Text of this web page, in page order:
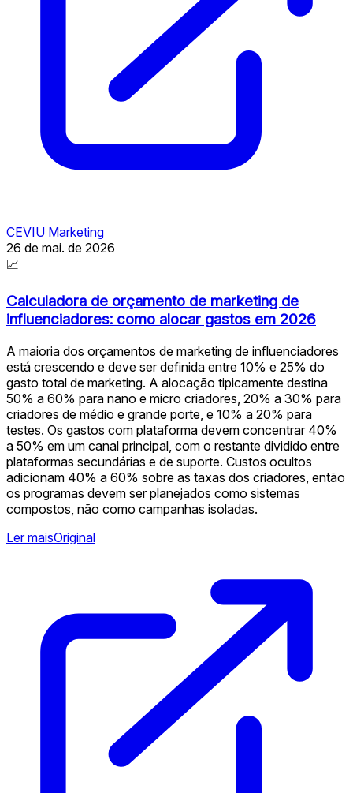
CEVIU Marketing
26 de mai. de 2026
📈
Calculadora de orçamento de marketing de
influenciadores: como alocar gastos em 2026
A maioria dos orçamentos de marketing de influenciadores
está crescendo e deve ser definida entre 10% e 25% do
gasto total de marketing. A alocação tipicamente destina
50% a 60% para nano e micro criadores, 20% a 30% para
criadores de médio e grande porte, e 10% a 20% para
testes. Os gastos com plataforma devem concentrar 40%
a 50% em um canal principal, com o restante dividido entre
plataformas secundárias e de suporte. Custos ocultos
adicionam 40% a 60% sobre as taxas dos criadores, então
os programas devem ser planejados como sistemas
compostos, não como campanhas isoladas.
Ler maisOriginal